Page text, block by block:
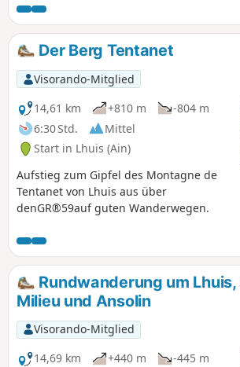
Bergkette Belledonne. Auf dem Rückweg
durch den Wald, ohne gut sichtbare
App Visorando sind hilfreich), um zu
Teich, dem Étang Flocarde, zu gelangen.
über die Ebene von Devin.
Der Berg Tentanet
Visorando-Mitglied
14,61 km
+810 m
-804 m
6:30 Std.
Mittel
Start in Lhuis (Ain)
Aufstieg zum Gipfel des Montagne de
Tentanet von Lhuis aus über
denGR®59auf guten Wanderwegen.
Rundwanderung um
Milieu und Ansolin
Visorando-Mitglied
14,69 km
+440 m
-445 m